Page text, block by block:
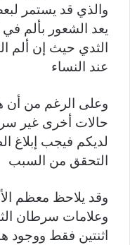
والذي قد يستمر
يعد الشعور بألم
الثدي حيث إن ألم
عند النساء
وعلى الرغم من أن
حالات أخرى غير
لديكم فيجب إبلاغ
التحقق من السبب
وقد يلاحظ معظم
وعلامات سرطان
اثنتين فقط ووجود